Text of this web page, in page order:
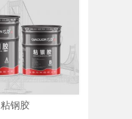
粘钢胶